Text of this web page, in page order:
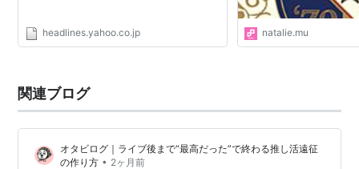
headlines.yahoo.co.jp natalie.mu
関連ブログ
オタビログ｜ライブ後まで“最高だった”で終わる推し活遠征
の作り方 • 2ヶ月前